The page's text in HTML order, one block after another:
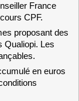
France
CPF.
proposant des
Qualiopi. Les
en euros